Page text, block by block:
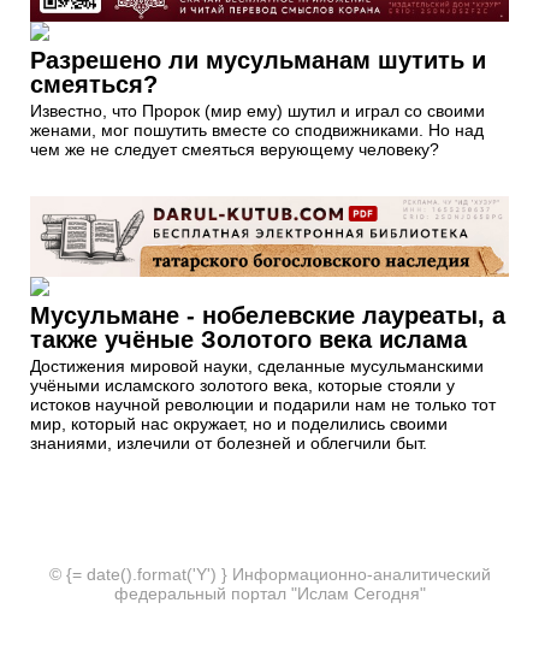
Разрешено ли мусульманам шутить и
смеяться?
Известно, что Пророк (мир ему) шутил и играл со своими
женами, мог пошутить вместе со сподвижниками. Но над
чем же не следует смеяться верующему человеку?
Мусульмане - нобелевские лауреаты, а
также учёные Золотого века ислама
Достижения мировой науки, сделанные мусульманскими
учёными исламского золотого века, которые стояли у
истоков научной революции и подарили нам не только тот
мир, который нас окружает, но и поделились своими
знаниями, излечили от болезней и облегчили быт.
© {= date().format('Y') } Информационно-аналитический
федеральный портал "Ислам Сегодня"